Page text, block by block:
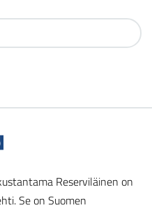
Reserviläinen on
Se on Suomen